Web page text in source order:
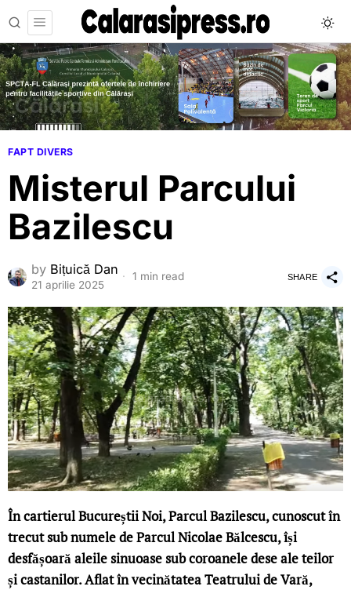
FAPT DIVERS
Misterul Parcului
Bazilescu
by Bițuică Dan
21 aprilie 2025
1 min read SHARE
În cartierul Bucureștii Noi, Parcul Bazilescu, cunoscut în
trecut sub numele de Parcul Nicolae Bălcescu, își
desfășoară aleile sinuoase sub coroanele dese ale teilor
și castanilor. Aflat în vecinătatea Teatrului de Vară,